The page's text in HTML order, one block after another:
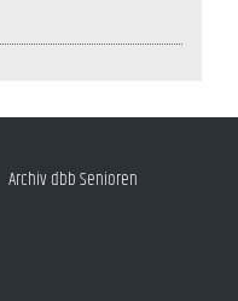
Archiv dbb Senioren